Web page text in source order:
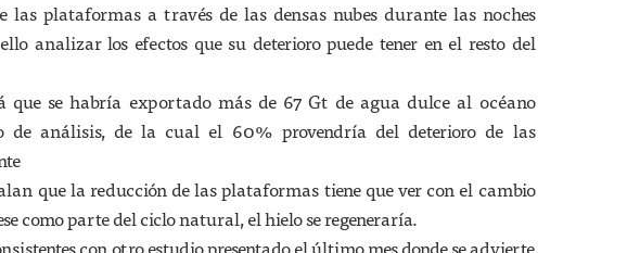
plataformas a través de las densas nubes durante las noches
analizar los efectos que su deterioro puede tener en el resto del
que se habría exportado más de 67 Gt de agua dulce al océano
de análisis, de la cual el 60% provendría del deterioro de las
que la reducción de las plataformas tiene que ver con el cambio
como parte del ciclo natural, el hielo se regeneraría.